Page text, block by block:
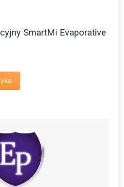
SmartMi Evaporative